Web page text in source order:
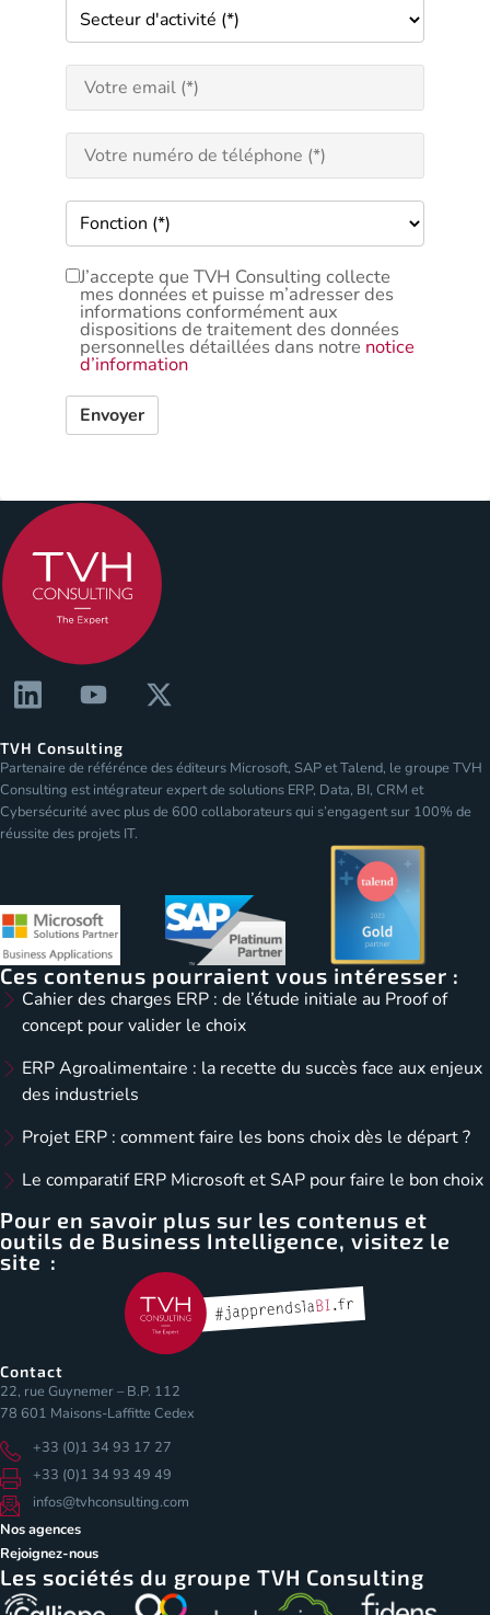
J’accepte que TVH Consulting collecte
mes données et puisse m’adresser des
informations conformément aux
dispositions de traitement des données
personnelles détaillées dans notre notice
d’information
Envoyer
TVH Consulting
Partenaire de référénce des éditeurs Microsoft, SAP et Talend, le groupe TVH
Consulting est intégrateur expert de solutions ERP, Data, BI, CRM et
Cybersécurité avec plus de 600 collaborateurs qui s’engagent sur 100% de
réussite des projets IT.
Ces contenus pourraient vous intéresser :
Cahier des charges ERP : de l’étude initiale au Proof of
concept pour valider le choix
ERP Agroalimentaire : la recette du succès face aux enjeux
des industriels
Projet ERP : comment faire les bons choix dès le départ ?
Le comparatif ERP Microsoft et SAP pour faire le bon choix
Pour en savoir plus sur les contenus et
outils de Business Intelligence, visitez le
site :
Contact
22, rue Guynemer – B.P. 112
78 601 Maisons-Laffitte Cedex
+33 (0)1 34 93 17 27
+33 (0)1 34 93 49 49
infos@tvhconsulting.com
Nos agences
Rejoignez-nous
Les sociétés du groupe TVH Consulting